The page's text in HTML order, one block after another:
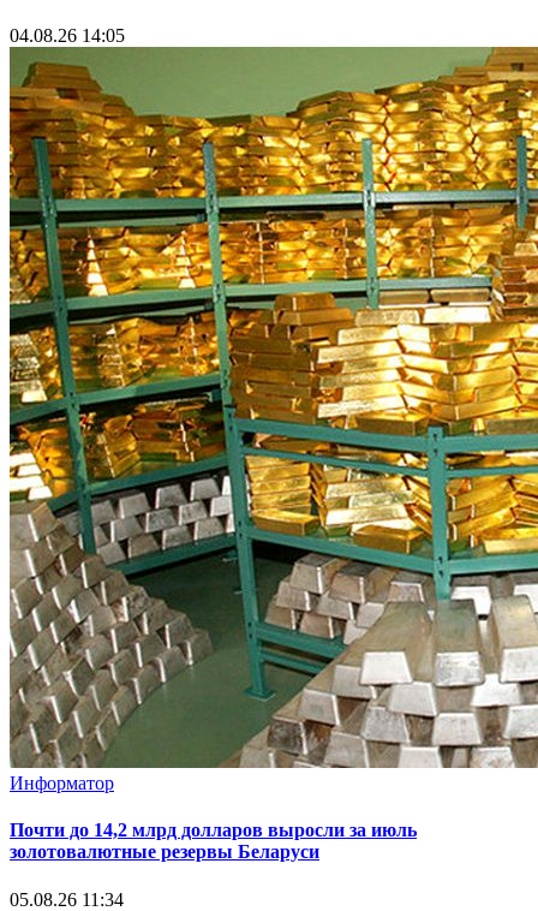
04.08.26 14:05
Информатор
Почти до 14,2 млрд долларов выросли за июль
золотовалютные резервы Беларуси
05.08.26 11:34